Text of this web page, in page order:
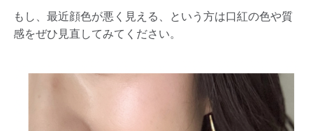
もし、最近顔色が悪く見える、という方は口紅の色や質
感をぜひ見直してみてください。